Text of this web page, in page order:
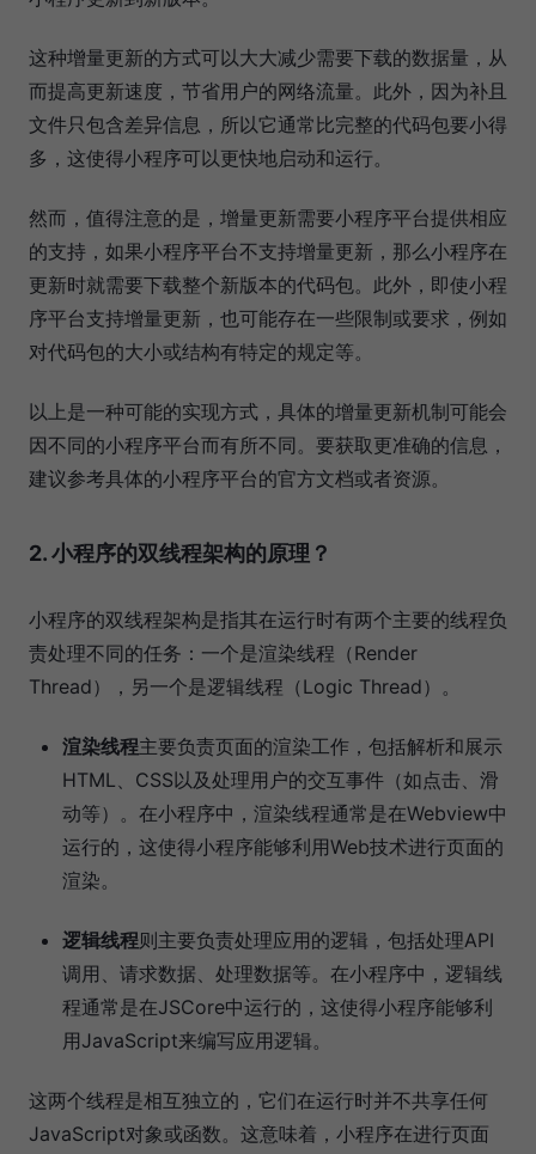
这种增量更新的方式可以大大减少需要下载的数据量，从
而提高更新速度，节省用户的网络流量。此外，因为补且
文件只包含差异信息，所以它通常比完整的代码包要小得
多，这使得小程序可以更快地启动和运行。
然而，值得注意的是，增量更新需要小程序平台提供相应
的支持，如果小程序平台不支持增量更新，那么小程序在
更新时就需要下载整个新版本的代码包。此外，即使小程
序平台支持增量更新，也可能存在一些限制或要求，例如
对代码包的大小或结构有特定的规定等。
以上是一种可能的实现方式，具体的增量更新机制可能会
因不同的小程序平台而有所不同。要获取更准确的信息，
建议参考具体的小程序平台的官方文档或者资源。
2. 小程序的双线程架构的原理？
小程序的双线程架构是指其在运行时有两个主要的线程负
责处理不同的任务：一个是渲染线程（Render
Thread），另一个是逻辑线程（Logic Thread）。
渲染线程主要负责页面的渲染工作，包括解析和展示
HTML、CSS以及处理用户的交互事件（如点击、滑
动等）。在小程序中，渲染线程通常是在Webview中
运行的，这使得小程序能够利用Web技术进行页面的
渲染。
逻辑线程则主要负责处理应用的逻辑，包括处理API
调用、请求数据、处理数据等。在小程序中，逻辑线
程通常是在JSCore中运行的，这使得小程序能够利
用JavaScript来编写应用逻辑。
这两个线程是相互独立的，它们在运行时并不共享任何
JavaScript对象或函数。这意味着，小程序在进行页面